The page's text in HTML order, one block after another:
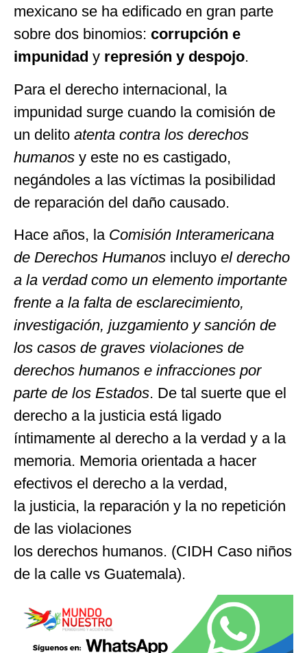
mexicano se ha edificado en gran parte
sobre dos binomios: corrupción e
impunidad y represión y despojo.
Para el derecho internacional, la
impunidad surge cuando la comisión de
un delito atenta contra los derechos
humanos y este no es castigado,
negándoles a las víctimas la posibilidad
de reparación del daño causado.
Hace años, la Comisión Interamericana
de Derechos Humanos incluyo el derecho
a la verdad como un elemento importante
frente a la falta de esclarecimiento,
investigación, juzgamiento y sanción de
los casos de graves violaciones de
derechos humanos e infracciones por
parte de los Estados. De tal suerte que el
derecho a la justicia está ligado
íntimamente al derecho a la verdad y a la
memoria. Memoria orientada a hacer
efectivos el derecho a la verdad,
la justicia, la reparación y la no repetición
de las violaciones
los derechos humanos. (CIDH Caso niños
de la calle vs Guatemala).